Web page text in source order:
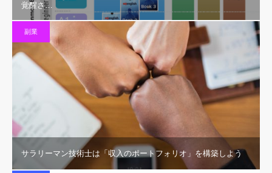
覚醒さ…
副業
サラリーマン技術士は「収入のポートフォリオ」を構築しよう